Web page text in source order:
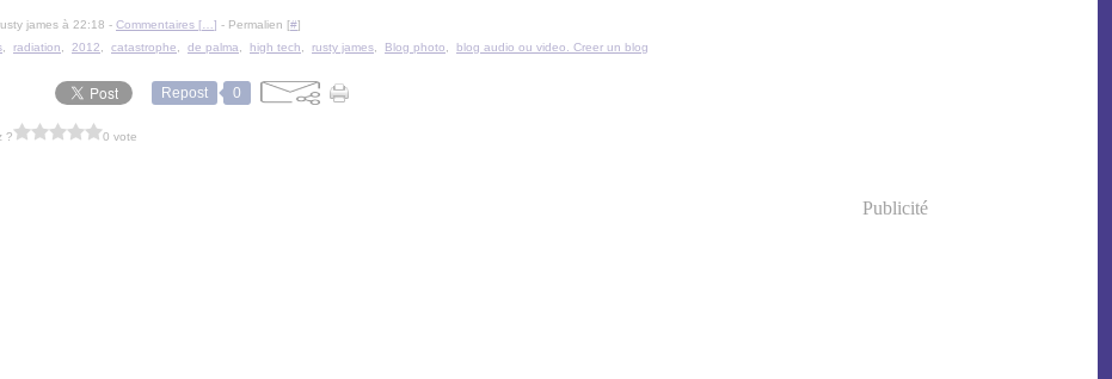
james à 22:18 - Commentaires [ ] - Permalien [#]
radiation 2012 catastrophe de palma high tech rusty james Blog photo
blog audio ou video. Creer un blog
Repost 0
? 0 vote
Publicité